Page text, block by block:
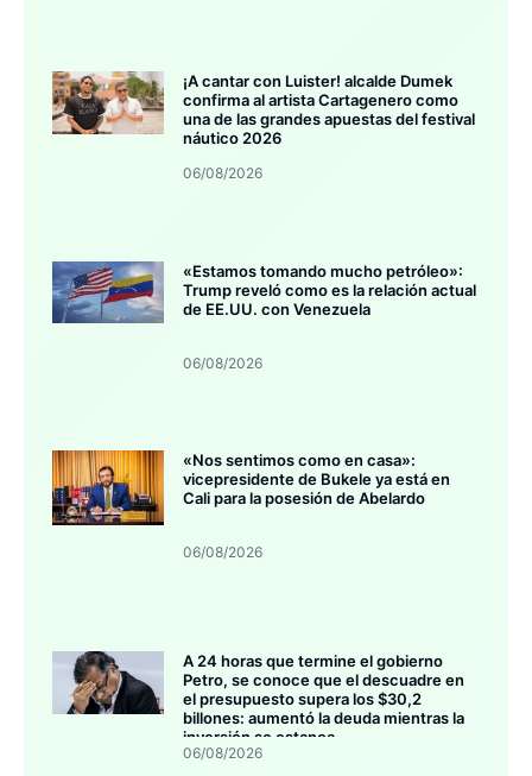
¡A cantar con Luister! alcalde Dumek
confirma al artista Cartagenero como
una de las grandes apuestas del festival
náutico 2026
06/08/2026
«Estamos tomando mucho petróleo»:
Trump reveló como es la relación actual
de EE.UU. con Venezuela
06/08/2026
«Nos sentimos como en casa»:
vicepresidente de Bukele ya está en
Cali para la posesión de Abelardo
06/08/2026
A 24 horas que termine el gobierno
Petro, se conoce que el descuadre en
el presupuesto supera los $30,2
billones: aumentó la deuda mientras la
inversión se estanca
06/08/2026